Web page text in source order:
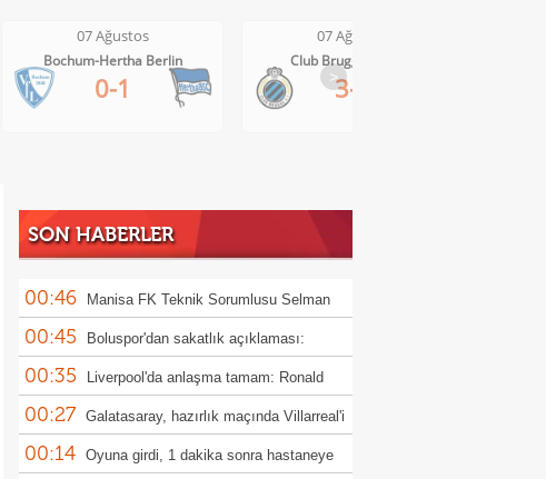
07 Ağustos
Bochum-Hertha Berlin
0-1
07 Ağustos
Club Brugge-Kortrijk
3-0
>
SON HABERLER
00:46 Manisa FK Teknik Sorumlusu Selman
Coşkun'dan galibiyet yorumu
00:45 Boluspor'dan sakatlık açıklaması:
"Fibula kemiği kırıldı"
00:35 Liverpool'da anlaşma tamam: Ronald
Araujo
00:27 Galatasaray, hazırlık maçında Villarreal'i
konuk edecek
00:14 Oyuna girdi, 1 dakika sonra hastaneye